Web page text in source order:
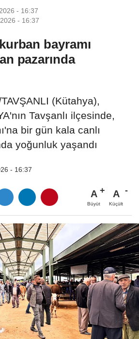
- 16:37
- 16:37
bayramı
pazarında
(Kütahya),
Tavşanlı ilçesinde,
bir gün kala canlı
yoğunluk yaşandı
- 16:37
A
Büyüt
A
Küçült